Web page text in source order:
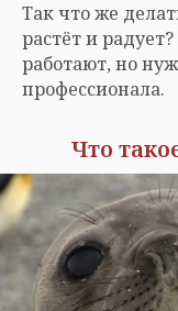
Так что же
растёт и
работают, но
профессионала.
Что